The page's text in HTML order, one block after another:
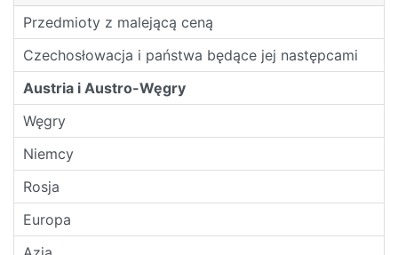
Przedmioty z malejącą ceną
Czechosłowacja i państwa będące jej następcami
Austria i Austro-Węgry
Węgry
Niemcy
Rosja
Europa